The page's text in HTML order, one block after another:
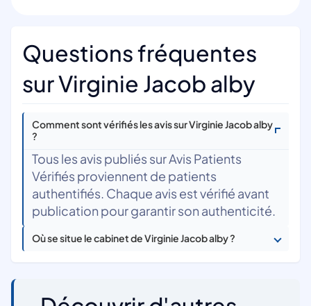
Questions fréquentes
sur Virginie Jacob alby
Comment sont vérifiés les avis sur Virginie Jacob alby
?
Tous les avis publiés sur Avis Patients
Vérifiés proviennent de patients
authentifiés. Chaque avis est vérifié avant
publication pour garantir son authenticité.
Où se situe le cabinet de Virginie Jacob alby ?